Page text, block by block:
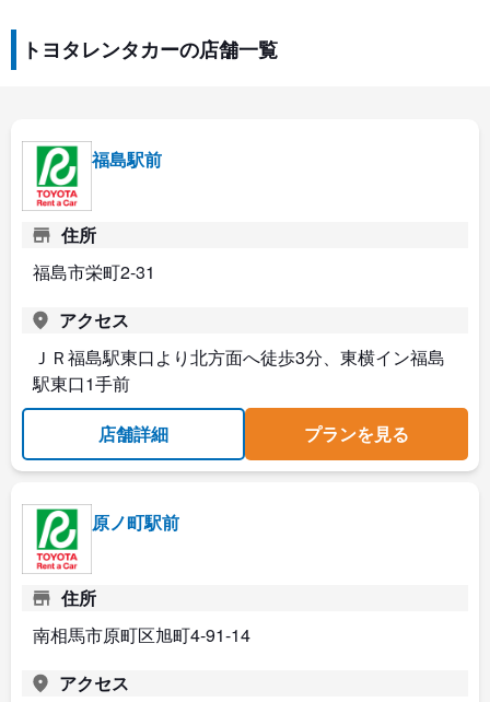
トヨタレンタカーの店舗一覧
福島駅前
住所
福島市栄町2-31
アクセス
ＪＲ福島駅東口より北方面へ徒歩3分、東横イン福島
駅東口1手前
店舗詳細
プランを見る
原ノ町駅前
住所
南相馬市原町区旭町4-91-14
アクセス